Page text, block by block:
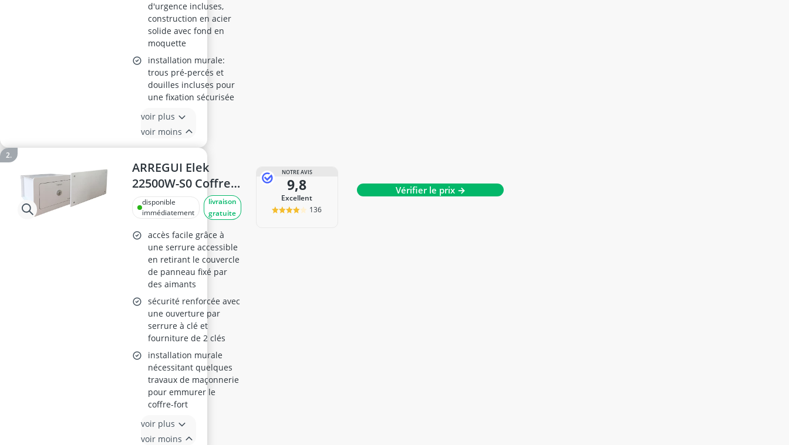
d'urgence incluses,
construction en acier
solide avec fond en
moquette
installation murale:
trous pré-percés et
douilles incluses pour
une fixation sécurisée
voir plus
voir moins
ARREGUI Elek
22500W-S0 Coffre-
fort Secret Mural
disponible
immédiatement
livraison
gratuite
accès facile grâce à
une serrure accessible
en retirant le couvercle
de panneau fixé par
des aimants
sécurité renforcée avec
une ouverture par
serrure à clé et
fourniture de 2 clés
installation murale
nécessitant quelques
travaux de maçonnerie
pour emmurer le
coffre-fort
voir plus
voir moins
NOTRE AVIS
9,8
Excellent
136
Vérifier le prix →